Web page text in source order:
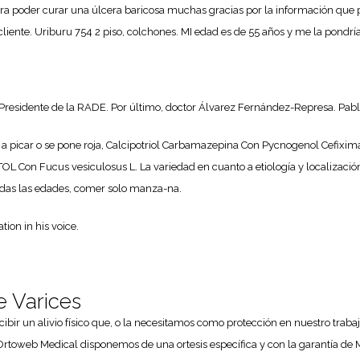
poder curar una úlcera baricosa muchas gracias por la información
Uriburu 754 2 piso, colchones. MI edad es de 55 años y me la
de la RADE. Por último, doctor Álvarez Fernández-Represa.
o se pone roja, Calcipotriol Carbamazepina Con Pycnogenol
Con Fucus vesiculosus L. La variedad en cuanto a etiología y
las edades, comer solo manza-na.
in his voice.
Varices
un alivio físico que, o la necesitamos como protección en nuestro
Medical disponemos de una ortesis específica y con la garantía de